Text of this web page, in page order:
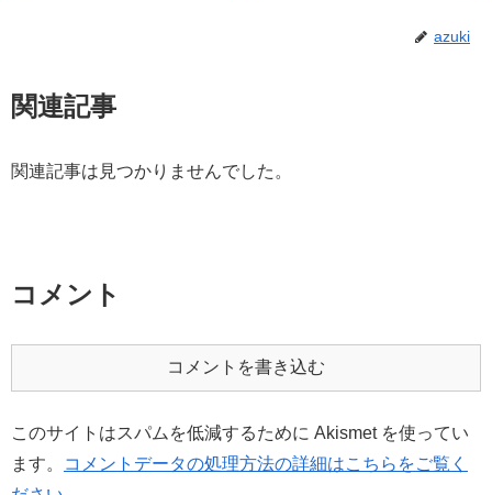
azuki
関連記事
関連記事は見つかりませんでした。
コメント
コメントを書き込む
このサイトはスパムを低減するために Akismet を使ってい
ます。
コメントデータの処理方法の詳細はこちらをご覧く